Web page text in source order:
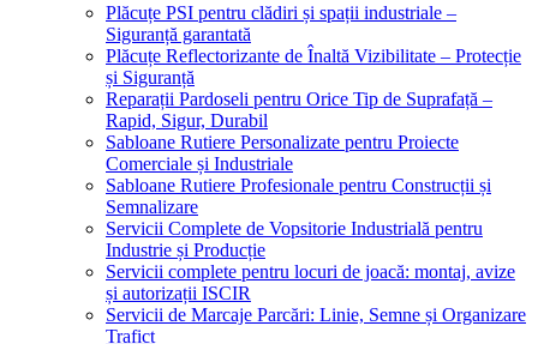
Plăcuțe PSI pentru clădiri și spații industriale –
Siguranță garantată
Plăcuțe Reflectorizante de Înaltă Vizibilitate – Protecție
și Siguranță
Reparații Pardoseli pentru Orice Tip de Suprafață –
Rapid, Sigur, Durabil
Sabloane Rutiere Personalizate pentru Proiecte
Comerciale și Industriale
Sabloane Rutiere Profesionale pentru Construcții și
Semnalizare
Servicii Complete de Vopsitorie Industrială pentru
Industrie și Producție
Servicii complete pentru locuri de joacă: montaj, avize
și autorizații ISCIR
Servicii de Marcaje Parcări: Linie, Semne și Organizare
Trafict